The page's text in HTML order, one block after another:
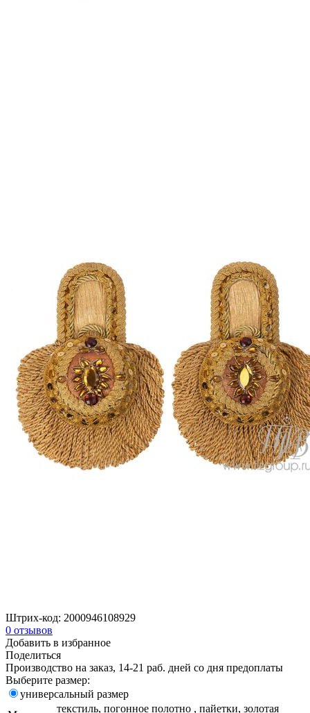
Штрих-код: 2000946108929
0 отзывов
Добавить в избранное
Поделиться
Производство на заказ, 14-21 раб. дней со дня предоплаты
Выберите размер:
универсальный размер
текстиль, погонное полотно , пайетки, золотая